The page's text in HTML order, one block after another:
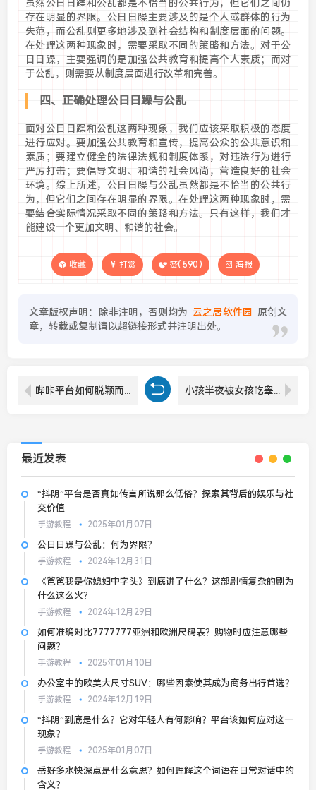
虽然公日日躁和公乱都是不恰当的公共行为，但它们之间仍
存在明显的界限。公日日躁主要涉及的是个人或群体的行为
失范，而公乱则更多地涉及到社会结构和制度层面的问题。
在处理这两种现象时，需要采取不同的策略和方法。对于公
日日躁，主要强调的是加强公共教育和提高个人素质；而对
于公乱，则需要从制度层面进行改革和完善。
四、正确处理公日日躁与公乱
面对公日日躁和公乱这两种现象，我们应该采取积极的态度
进行应对。要加强公共教育和宣传，提高公众的公共意识和
素质；要建立健全的法律法规和制度体系，对违法行为进行
严厉打击；要倡导文明、和谐的社会风尚，营造良好的社会
环境。综上所述，公日日躁与公乱虽然都是不恰当的公共行
为，但它们之间存在明显的界限。在处理这两种现象时，需
要结合实际情况采取不同的策略和方法。只有这样，我们才
能建设一个更加文明、和谐的社会。
收藏 打赏 赞( 590 ) 海报
文章版权声明：除非注明，否则均为 云之居软件园
原创文
章，转载或复制请以超链接形式并注明出处。
哔咔平台如何脱颖而出？看这些特点让它赢得用户青睐！ 小孩半夜被女孩吃睾丸正常吗？如何科学看待这一现象
最近发表
“抖阴”平台是否真如传言所说那么低俗？探索其背后的娱乐与社
交价值
手游教程 2025年01月07日
公日日躁与公乱：何为界限？
手游教程 2024年12月31日
《爸爸我是你媳妇中字头》到底讲了什么？这部剧情复杂的剧为
什么这么火？
手游教程 2024年12月29日
如何准确对比7777777亚洲和欧洲尺码表？购物时应注意哪些
问题？
手游教程 2025年01月10日
办公室中的欧美大尺寸SUV：哪些因素使其成为商务出行首选？
手游教程 2024年12月19日
“抖阴”到底是什么？它对年轻人有何影响？平台该如何应对这一
现象？
手游教程 2025年01月07日
岳好多水快深点是什么意思？如何理解这个词语在日常对话中的
含义？